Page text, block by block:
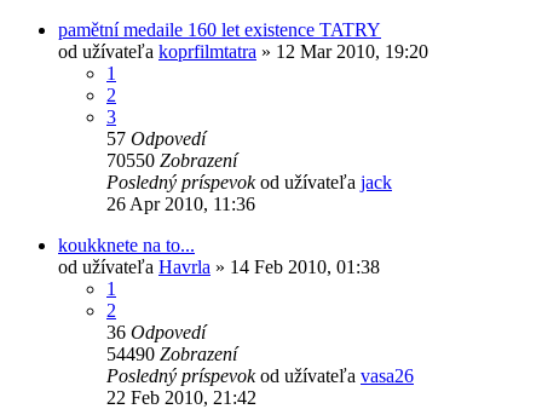
pamětní medaile 160 let existence TATRY
od užívateľa koprfilmtatra » 12 Mar 2010, 19:20
1
2
3
57 Odpovedí
70550 Zobrazení
Posledný príspevokod užívateľa jack
26 Apr 2010, 11:36
koukknete na to...
od užívateľa Havrla » 14 Feb 2010, 01:38
1
2
36 Odpovedí
54490 Zobrazení
Posledný príspevokod užívateľa vasa26
22 Feb 2010, 21:42